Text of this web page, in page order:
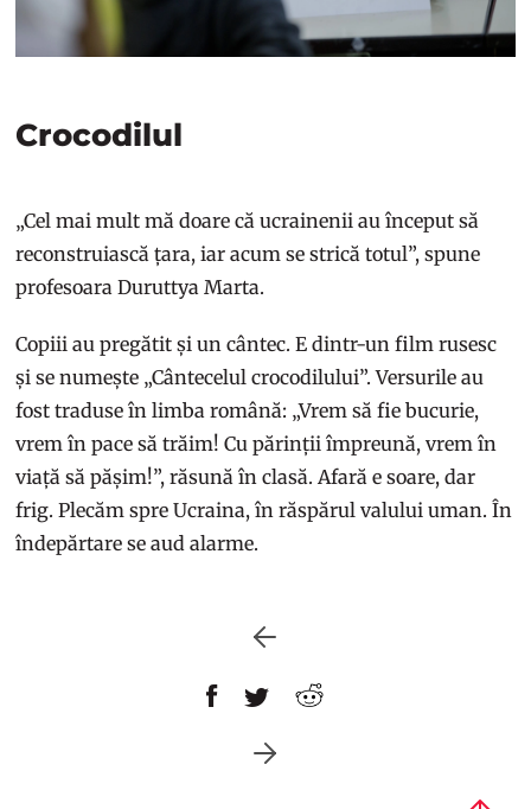
Crocodilul
„Cel mai mult mă doare că ucrainenii au început să
reconstruiască țara, iar acum se strică totul”, spune
profesoara Duruttya Marta.
Copiii au pregătit și un cântec. E dintr-un film rusesc
și se numește „Cântecelul crocodilului”. Versurile au
fost traduse în limba română: „Vrem să fie bucurie,
vrem în pace să trăim! Cu părinții împreună, vrem în
viață să pășim!”, răsună în clasă. Afară e soare, dar
frig. Plecăm spre Ucraina, în răspărul valului uman. În
îndepărtare se aud alarme.